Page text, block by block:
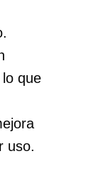
que
uso.